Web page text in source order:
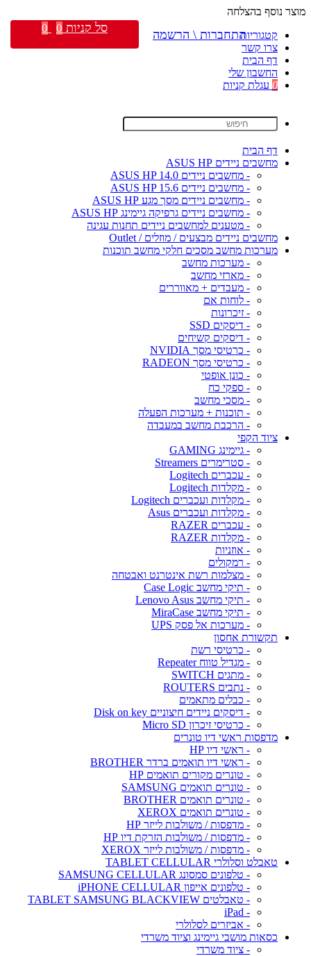
מוצר נוסף בהצלחה
קטגוריות
צרו קשר
דף הבית
החשבון שלי
0 עגלת קניות
דף הבית
מחשבים ניידים ASUS HP
- מחשבים ניידים ASUS HP 14.0
- מחשבים ניידים ASUS HP 15.6
- מחשבים ניידים מסך מגע ASUS HP
- מחשבים ניידים גרפיקה גיימינג ASUS HP
- מטענים למחשבים ניידים תחנות עגינה
מחשבים ניידים מבצעים / מוזלים / Outlet
מערכות מחשב מסכים חלקי מחשב תוכנות
- מערכות מחשב
- מארזי מחשב
- מעבדים + מאווררים
- לוחות אם
- זיכרונות
- דיסקים SSD
- דיסקים קשיחים
- כרטיסי מסך NVIDIA
- כרטיסי מסך RADEON
- כונן אופטי
- ספקי כח
- מסכי מחשב
- תוכנות + מערכות הפעלה
- הרכבת מחשב במעבדה
ציוד הקפי
- גיימינג GAMING
- סטרימרים Streamers
- עכברים Logitech
- מקלדות Logitech
- מקלדות ועכברים Logitech
- מקלדות ועכברים Asus
- עכברים RAZER
- מקלדות RAZER
- אוזניות
- רמקולים
- מצלמות רשת אינטרנט ואבטחה
- תיקי מחשב Case Logic
- תיקי מחשב Lenovo Asus
- תיקי מחשב MiraCase
- מערכות אל פסק UPS
תקשורת אחסון
- כרטיסי רשת
- מגדיל טווח Repeater
- מתגים SWITCH
- נתבים ROUTERS
- כבלים מתאמים
- דיסקים ניידים חיצוניים Disk on key
- כרטיסי זיכרון Micro SD
מדפסות ראשי דיו טונרים
- ראשי דיו HP
- ראשי דיו תואמים ברדר BROTHER
- טונרים מקורים תואמים HP
- טונרים תואמים SAMSUNG
- טונרים תואמים BROTHER
- טונרים תואמים XEROX
- מדפסות / משולבות לייזר HP
- מדפסות / משולבות הזרקת דיו HP
- מדפסות / משולבות לייזר XEROX
טאבלט וסלולרי TABLET CELLULAR
- טלפונים סמסונג SAMSUNG CELLULAR
- טלפונים אייפון iPHONE CELLULAR
- טאבלטים TABLET SAMSUNG BLACKVIEW
- iPad
- אביזרים לסלולרי
כסאות מושבי גיימינג וציוד משרדי
- ציוד משרדי
התחברות \ הרשמה סל קניות 0
0